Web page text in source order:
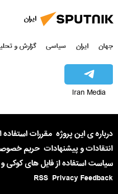
ایران
جهان ایران سیاسی گزارش و
Iran Media
درباره ی این پروژه مقررات
انتقادات و پیشنهادات حریم
سیاست استفاده از فایل های کوکی
Privacy Feedback
RSS